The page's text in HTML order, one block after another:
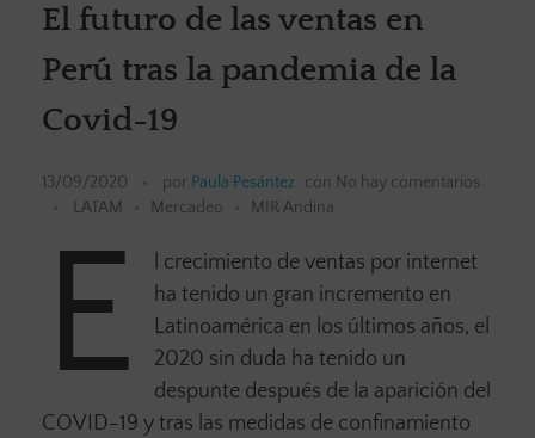
El futuro de las ventas en
Perú tras la pandemia de la
Covid-19
13/09/2020 por Paula Pesántez con No hay comentarios
LATAM
Mercadeo MIR Andina
E
l crecimiento de ventas por internet
ha tenido un gran incremento en
Latinoamérica en los últimos años, el
2020 sin duda ha tenido un
despunte después de la aparición del
COVID-19 y tras las medidas de confinamiento